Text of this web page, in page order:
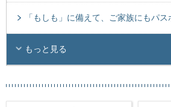
「もしも」に備えて、ご家族にもパス
もっと見る